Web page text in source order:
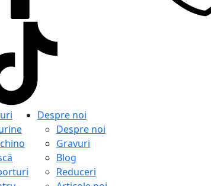
Despre noi
Despre noi
Gravuri
Blog
Reduceri